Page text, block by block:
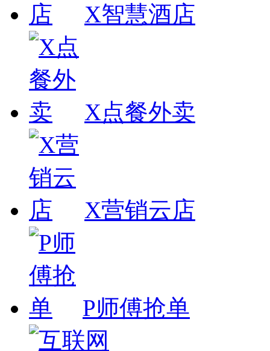
X智慧酒店
X点餐外卖
X营销云店
P师傅抢单